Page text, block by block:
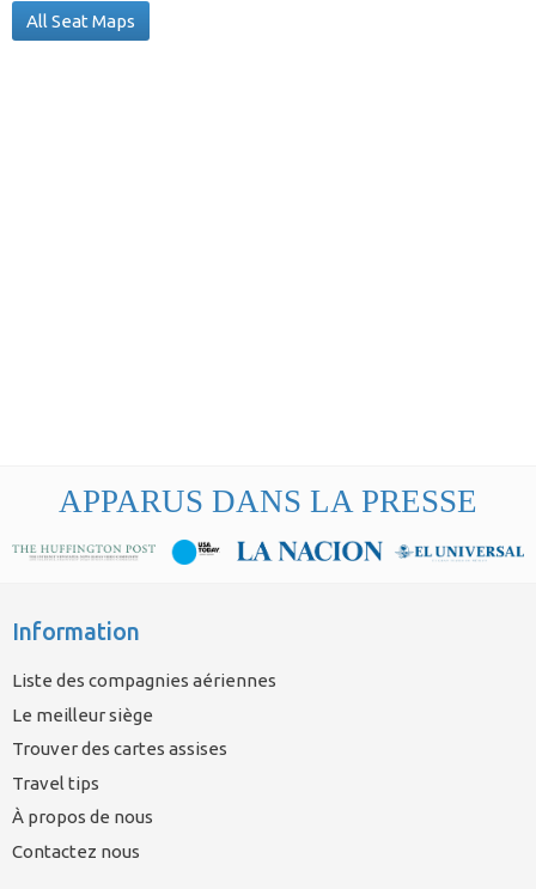
All Seat Maps
APPARUS DANS LA PRESSE
Information
Liste des compagnies aériennes
Le meilleur siège
Trouver des cartes assises
Travel tips
À propos de nous
Contactez nous